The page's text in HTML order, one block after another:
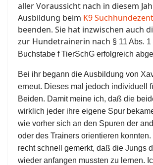
aller Voraussicht nach in diesem
Ausbildung beim K9
beenden. Sie hat inzwischen auch
zur Hundetrainerin nach § 11 Abs. 1
Buchstabe f TierSchG erfolgreich
Bei ihr begann die Ausbildung von
erneut. Dieses mal jedoch individuell
Beiden. Damit meine ich, daß die
wirklich jeder ihre eigene Spur
wie vorher sich an den Spuren der
oder des Trainers orientieren
recht schnell gemerkt, daß die Jungs
wieder anfangen mussten zu lernen.